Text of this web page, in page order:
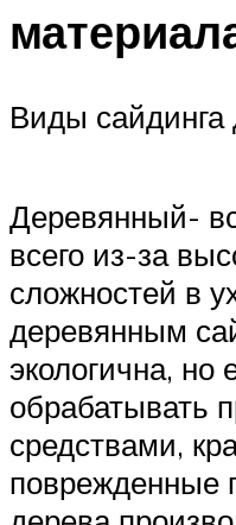
Виды
Деревянный-
всего из-за
сложностей в
деревянным
экологична, но
обрабатывать
средствами,
поврежденные